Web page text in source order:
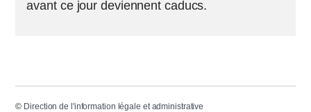
avant ce jour deviennent caducs.
© Direction de l'information légale et administrative